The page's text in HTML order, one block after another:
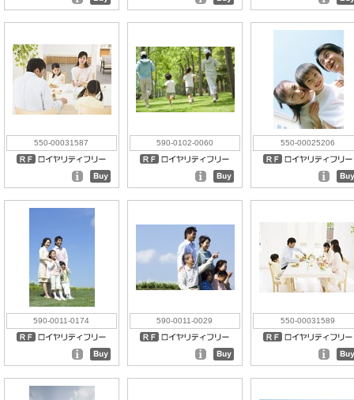
550-00031587 590-0102-0060 550-00025206
590-0011-0174 590-0011-0029 550-00031589